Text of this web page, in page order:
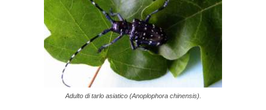
Adulto di tarlo asiatico (Anoplophora chinensis).